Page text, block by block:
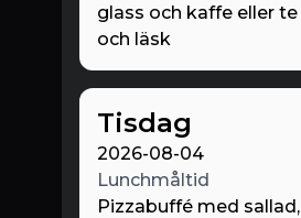
glass och kaffe eller te
och läsk
Tisdag
2026-08-04
Lunchmåltid
Pizzabuffé med sallad,